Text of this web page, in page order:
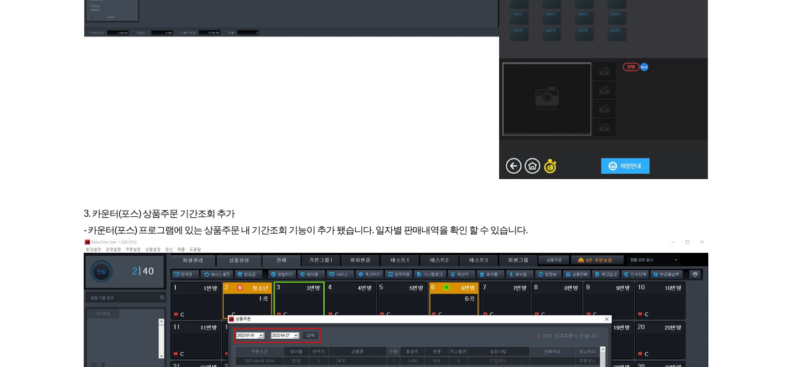
3. 카운터(포스) 상품주문 기간조회 추가
- 카운터(포스) 프로그램에 있는 상품주문 내 기간조회 기능이 추가 됐습니다. 일자별 판매내역을 확인 할 수 있습니다.